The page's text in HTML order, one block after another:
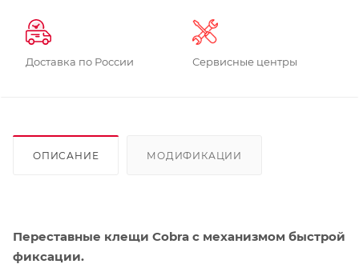
Доставка по России Сервисные центры
ОПИСАНИЕ МОДИФИКАЦИИ
Переставные клещи Cobra с механизмом быстрой
фиксации.